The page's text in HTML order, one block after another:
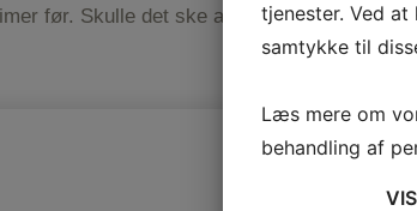
før. Skulle det ske at afbudstiden ikke
tjenester. Ved
samtykke til
Læs mere om
behandling af
VIS